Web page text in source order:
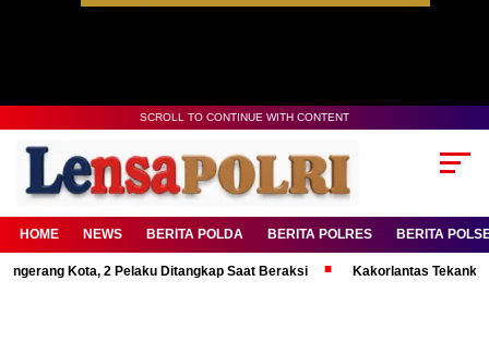
SCROLL TO CONTINUE WITH CONTENT
HOME NEWS BERITA POLDA BERITA POLRES BERITA
2 Pelaku Ditangkap Saat Beraksi Kakorlantas Tekankan Mental